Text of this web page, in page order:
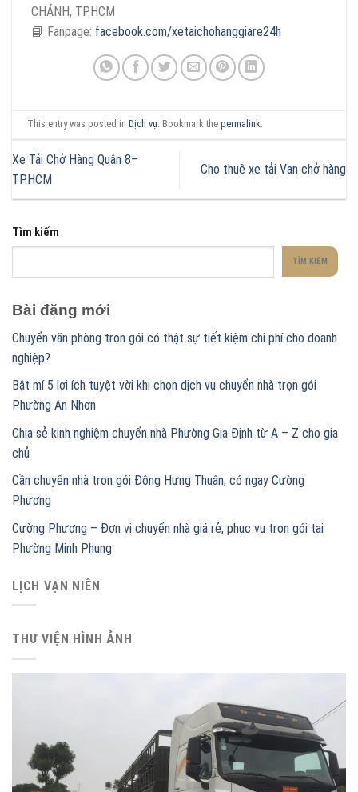
CHÁNH, TP.HCM
📘 Fanpage: facebook.com/xetaichohanggiare24h
This entry was posted inDịch vụ. Bookmark thepermalink.
Xe Tải Chở Hàng Quận 8–
TP.HCM
Cho thuê xe tải Van chở hàng
Tìm kiếm
TÌM KIẾM
Bài đăng mới
Chuyển văn phòng trọn gói có thật sự tiết kiệm chi phí cho doanh
nghiệp?
Bật mí 5 lợi ích tuyệt vời khi chọn dịch vụ chuyển nhà trọn gói
Phường An Nhơn
Chia sẻ kinh nghiệm chuyển nhà Phường Gia Định từ A – Z cho gia
chủ
Cần chuyển nhà trọn gói Đông Hưng Thuận, có ngay Cường
Phương
Cường Phương – Đơn vị chuyển nhà giá rẻ, phục vụ trọn gói tại
Phường Minh Phụng
LỊCH VẠN NIÊN
THƯ VIỆN HÌNH ẢNH